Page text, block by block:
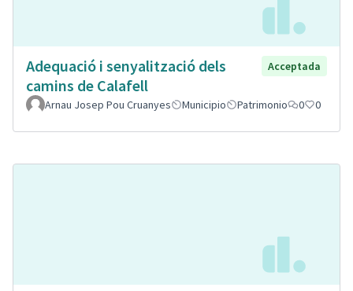
Adequació i senyalització dels
camins de Calafell
Acceptada
Arnau Josep Pou Cruanyes Municipio Patrimonio 0 0